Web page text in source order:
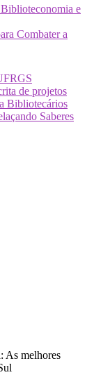
e
Combater a
de projetos
Bibliotecários
Saberes
As melhores